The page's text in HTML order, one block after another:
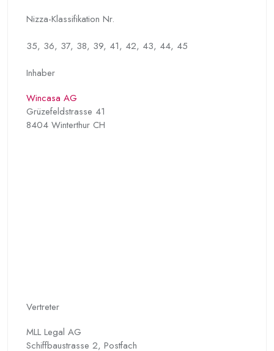
Nizza-Klassifikation Nr.
35, 36, 37, 38, 39, 41, 42, 43, 44, 45
Inhaber
Wincasa AG
Grüzefeldstrasse 41
8404 Winterthur CH
Vertreter
MLL Legal AG
Schiffbaustrasse 2, Postfach